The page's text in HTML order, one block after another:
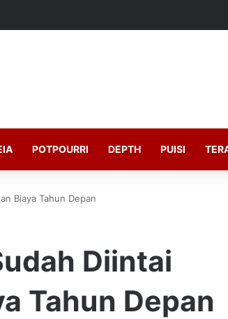
POTPOURRI DEPTH PUISI
Biaya Tahun Depan
Diintai
Tahun Depan